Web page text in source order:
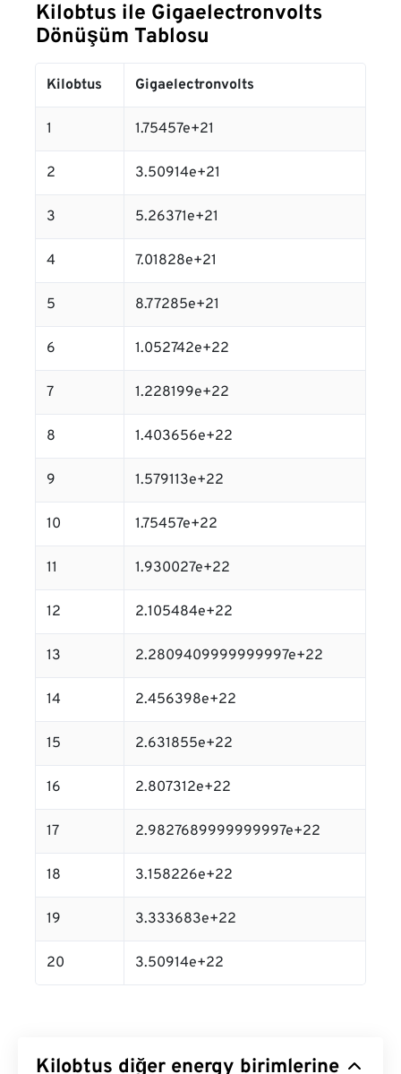
Kilobtus ile Gigaelectronvolts
Dönüşüm Tablosu
Kilobtus Gigaelectronvolts
1 1.75457e+21
2 3.50914e+21
3 5.26371e+21
4 7.01828e+21
5 8.77285e+21
6 1.052742e+22
7 1.228199e+22
8 1.403656e+22
9 1.579113e+22
10 1.75457e+22
11 1.930027e+22
12 2.105484e+22
13 2.2809409999999997e+22
14 2.456398e+22
15 2.631855e+22
16 2.807312e+22
17 2.9827689999999997e+22
18 3.158226e+22
19 3.333683e+22
20 3.50914e+22
Kilobtus diğer energy birimlerine